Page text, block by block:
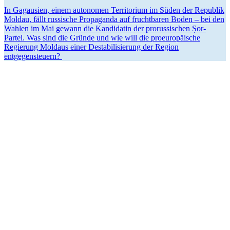
In Gagausien, einem autonomen Terri­torium im Süden der Republik
Moldau, fällt russische Propa­ganda auf frucht­baren Boden – bei den
Wahlen im Mai gewann die Kandi­datin der prorus­si­schen Șor-
Partei. Was sind die Gründe und wie will die proeu­ro­päische
Regierung Moldaus einer Desta­bi­li­sierung der Region
entgegensteuern?